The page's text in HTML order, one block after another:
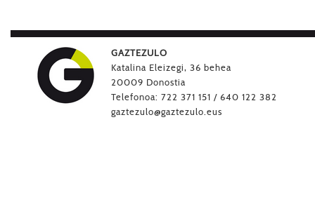
GAZTEZULO
Katalina Eleizegi, 36 behea
20009 Donostia
Telefonoa: 722 371 151 / 640 122 382
gaztezulo@gaztezulo.eus